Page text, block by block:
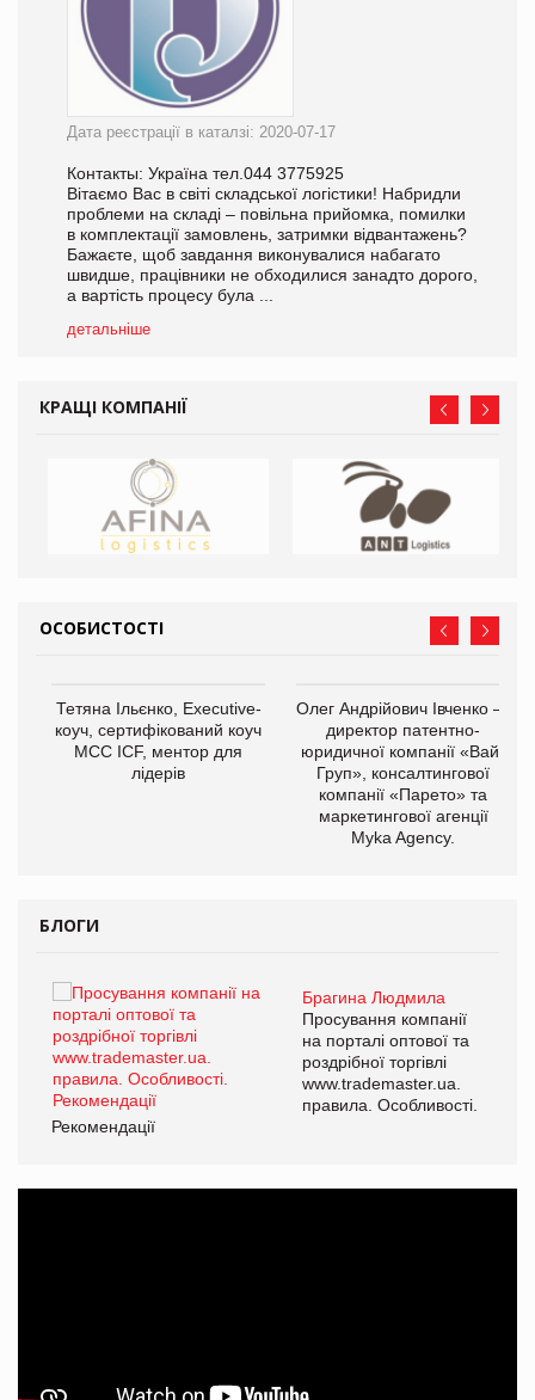
Дата реєстрації в каталзі: 2020-07-17
Контакты: Україна тел.044 3775925
Вітаємо Вас в світі складської логістики! Набридли
проблеми на складі – повільна прийомка, помилки
в комплектації замовлень, затримки відвантажень?
Бажаєте, щоб завдання виконувалися набагато
швидше, працівники не обходилися занадто дорого,
а вартість процесу була ...
детальніше
КРАЩІ КОМПАНІЇ
ОСОБИСТОСТІ
Тетяна Ільєнко, Executive-
коуч, сертифікований коуч
МСС ICF, ментор для
лідерів
Олег Андрійович Івченко —
директор патентно-
юридичної компанії «Вайз
Груп», консалтингової
компанії «Парето» та
маркетингової агенції
Myka Agency.
БЛОГИ
Брагина Людмила
Просування компанії
на порталі оптової та
роздрібної торгівлі
www.trademaster.ua.
правила. Особливості.
Рекомендації